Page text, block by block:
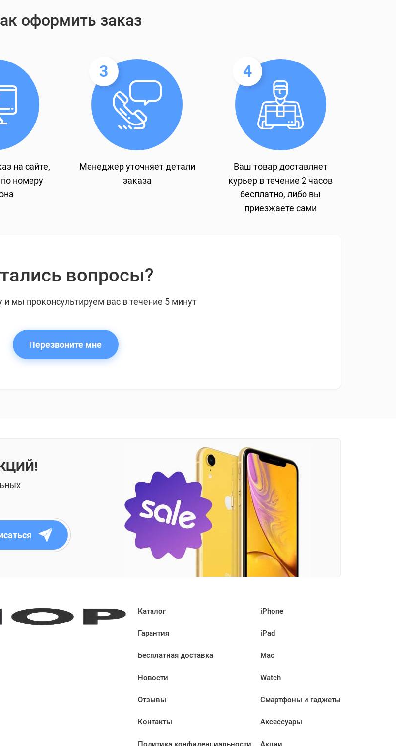
оформить заказ
на сайте,
номеру
3
Менеджер уточняет детали
заказа
4
Ваш товар доставляет
курьер в течение 2 часов
бесплатно, либо вы
приезжаете сами
вопросы?
и мы проконсультируем вас в течение 5 минут
Перезвоните мне
Каталог
Гарантия
Бесплатная доставка
Новости
Отзывы
Контакты
Политика конфиденциальности
iPhone
iPad
Mac
Watch
Смартфоны и гаджеты
Аксессуары
Акции